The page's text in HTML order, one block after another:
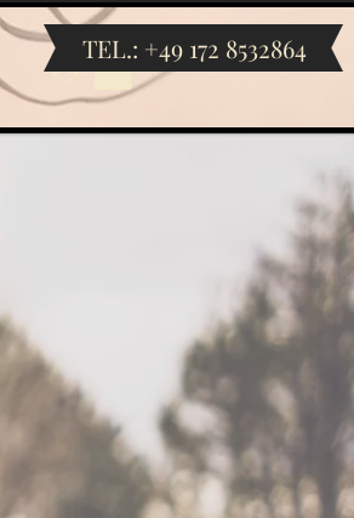
TEL.: +49 172 8532864
Anmelden